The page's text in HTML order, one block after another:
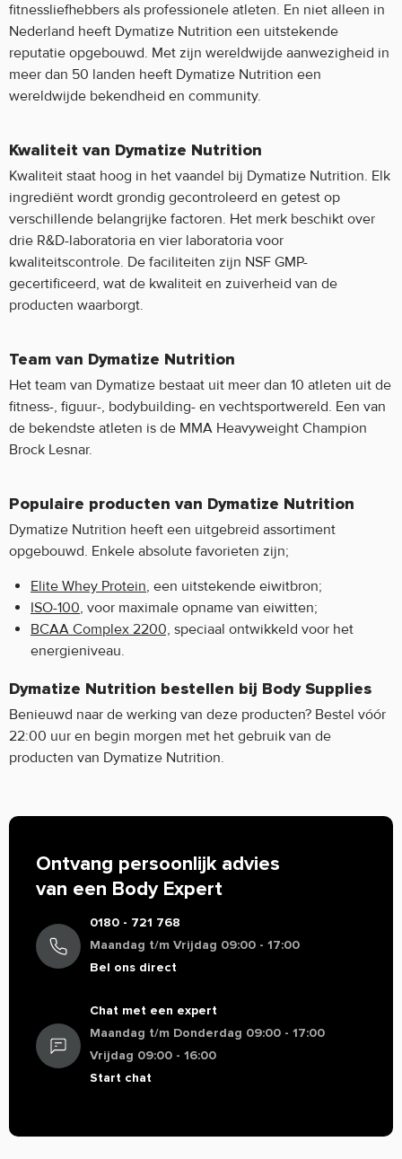
fitnessliefhebbers als professionele atleten. En niet alleen in
Nederland heeft Dymatize Nutrition een uitstekende
reputatie opgebouwd. Met zijn wereldwijde aanwezigheid in
meer dan 50 landen heeft Dymatize Nutrition een
wereldwijde bekendheid en community.
Kwaliteit van Dymatize Nutrition
Kwaliteit staat hoog in het vaandel bij Dymatize Nutrition. Elk
ingrediënt wordt grondig gecontroleerd en getest op
verschillende belangrijke factoren. Het merk beschikt over
drie R&D-laboratoria en vier laboratoria voor
kwaliteitscontrole. De faciliteiten zijn NSF GMP-
gecertificeerd, wat de kwaliteit en zuiverheid van de
producten waarborgt.
Team van Dymatize Nutrition
Het team van Dymatize bestaat uit meer dan 10 atleten uit de
fitness-, figuur-, bodybuilding- en vechtsportwereld. Een van
de bekendste atleten is de MMA Heavyweight Champion
Brock Lesnar.
Populaire producten van Dymatize Nutrition
Dymatize Nutrition heeft een uitgebreid assortiment
opgebouwd. Enkele absolute favorieten zijn;
Elite Whey Protein, een uitstekende eiwitbron;
ISO-100, voor maximale opname van eiwitten;
BCAA Complex 2200, speciaal ontwikkeld voor het
energieniveau.
Dymatize Nutrition bestellen bij Body Supplies
Benieuwd naar de werking van deze producten? Bestel vóór
22:00 uur en begin morgen met het gebruik van de
producten van Dymatize Nutrition.
Ontvang persoonlijk advies
van een Body Expert
0180 - 721 768
Maandag t/m Vrijdag 09:00 - 17:00
Bel ons direct
Chat met een expert
Maandag t/m Donderdag 09:00 - 17:00
Vrijdag 09:00 - 16:00
Start chat